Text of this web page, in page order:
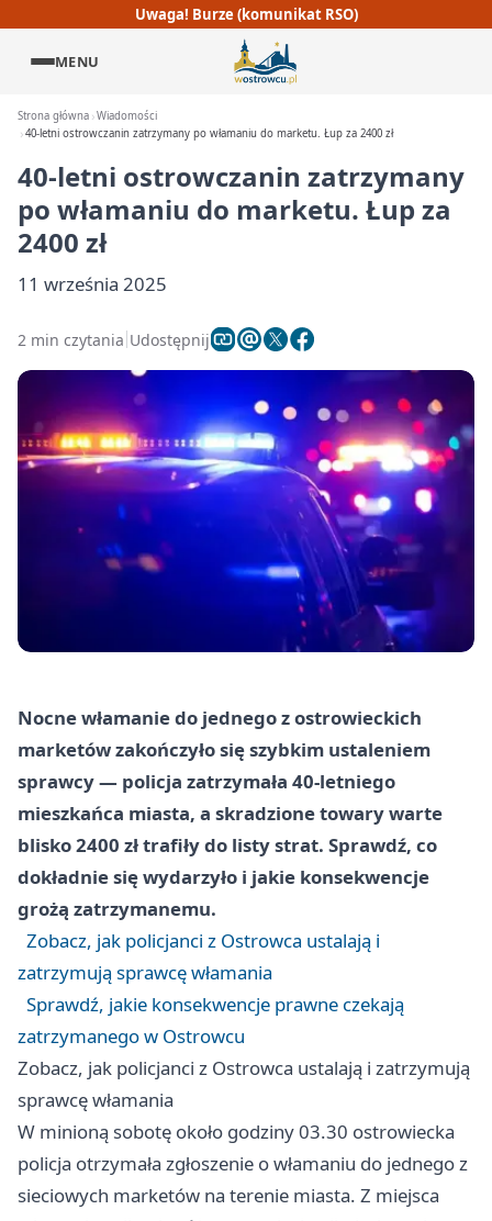
Uwaga! Burze (komunikat RSO)
MENU
Strona główna Wiadomości
40-letni ostrowczanin zatrzymany po włamaniu do marketu. Łup za 2400 zł
40-letni ostrowczanin zatrzymany
po włamaniu do marketu. Łup za
2400 zł
11 września 2025
2 min czytania Udostępnij
Nocne włamanie do jednego z ostrowieckich
marketów zakończyło się szybkim ustaleniem
sprawcy — policja zatrzymała 40-letniego
mieszkańca miasta, a skradzione towary warte
blisko 2400 zł trafiły do listy strat. Sprawdź, co
dokładnie się wydarzyło i jakie konsekwencje
grożą zatrzymanemu.
Zobacz, jak policjanci z Ostrowca ustalają i
zatrzymują sprawcę włamania
Sprawdź, jakie konsekwencje prawne czekają
zatrzymanego w Ostrowcu
Zobacz, jak policjanci z Ostrowca ustalają i zatrzymują
sprawcę włamania
W minioną sobotę około godziny 03.30 ostrowiecka
policja otrzymała zgłoszenie o włamaniu do jednego z
sieciowych marketów na terenie miasta. Z miejsca